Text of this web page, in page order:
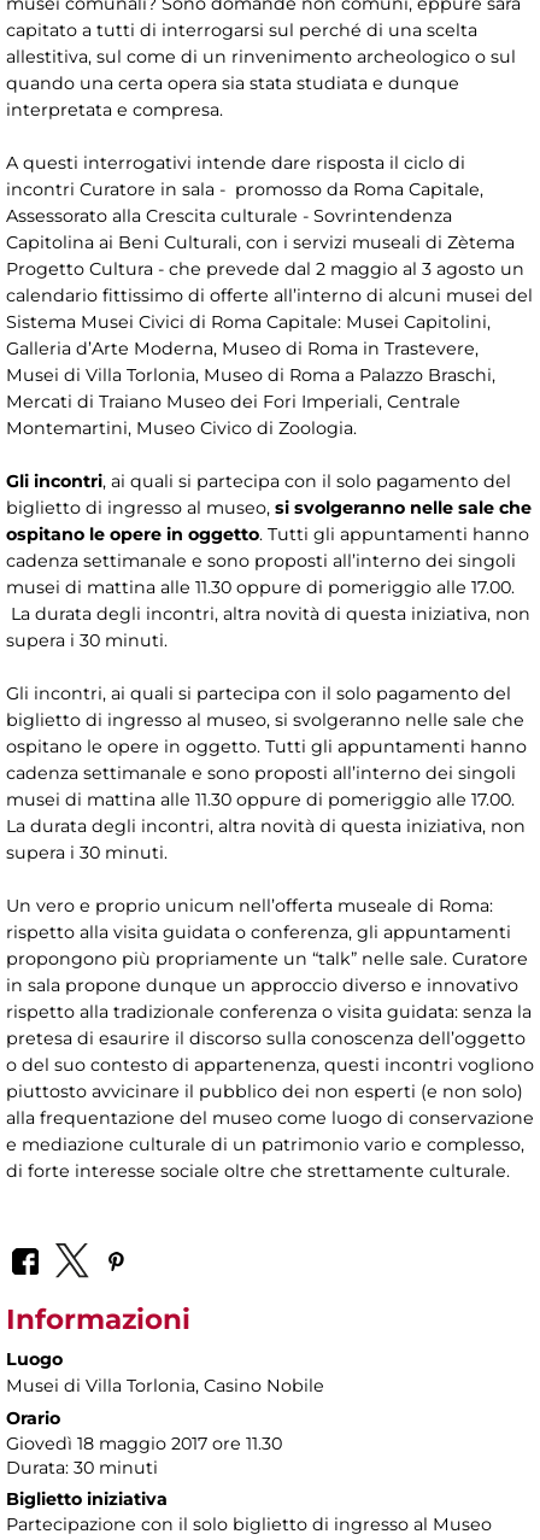
capitato a tutti di interrogarsi sul perché di una scelta
allestitiva, sul come di un rinvenimento archeologico o sul
quando una certa opera sia stata studiata e dunque
interpretata e compresa.
A questi interrogativi intende dare risposta il ciclo di
incontri Curatore in sala - promosso da Roma Capitale,
Assessorato alla Crescita culturale - Sovrintendenza
Capitolina ai Beni Culturali, con i servizi museali di Zètema
Progetto Cultura - che prevede dal 2 maggio al 3 agosto un
calendario fittissimo di offerte all’interno di alcuni musei del
Sistema Musei Civici di Roma Capitale: Musei Capitolini,
Galleria d’Arte Moderna, Museo di Roma in Trastevere,
Musei di Villa Torlonia, Museo di Roma a Palazzo Braschi,
Mercati di Traiano Museo dei Fori Imperiali, Centrale
Montemartini, Museo Civico di Zoologia.
Gli incontri, ai quali si partecipa con il solo pagamento del
biglietto di ingresso al museo, si svolgeranno nelle sale che
ospitano le opere in oggetto. Tutti gli appuntamenti hanno
cadenza settimanale e sono proposti all’interno dei singoli
musei di mattina alle 11.30 oppure di pomeriggio alle 17.00.
La durata degli incontri, altra novità di questa iniziativa, non
supera i 30 minuti.
Gli incontri, ai quali si partecipa con il solo pagamento del
biglietto di ingresso al museo, si svolgeranno nelle sale che
ospitano le opere in oggetto. Tutti gli appuntamenti hanno
cadenza settimanale e sono proposti all’interno dei singoli
musei di mattina alle 11.30 oppure di pomeriggio alle 17.00.
La durata degli incontri, altra novità di questa iniziativa, non
supera i 30 minuti.
Un vero e proprio unicum nell’offerta museale di Roma:
rispetto alla visita guidata o conferenza, gli appuntamenti
propongono più propriamente un “talk” nelle sale. Curatore
in sala propone dunque un approccio diverso e innovativo
rispetto alla tradizionale conferenza o visita guidata: senza la
pretesa di esaurire il discorso sulla conoscenza dell’oggetto
o del suo contesto di appartenenza, questi incontri vogliono
piuttosto avvicinare il pubblico dei non esperti (e non solo)
alla frequentazione del museo come luogo di conservazione
e mediazione culturale di un patrimonio vario e complesso,
di forte interesse sociale oltre che strettamente culturale.
Informazioni
Luogo
Musei di Villa Torlonia, Casino Nobile
Orario
Giovedì 18 maggio 2017 ore 11.30
Durata: 30 minuti
Biglietto iniziativa
Partecipazione con il solo biglietto di ingresso al Museo